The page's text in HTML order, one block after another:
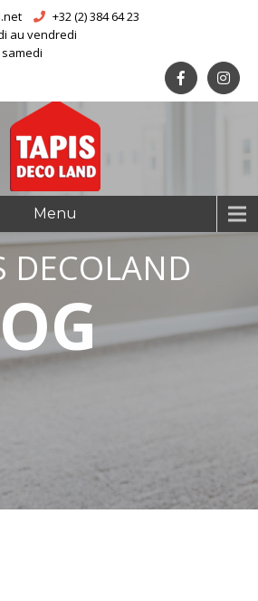
+32 (2) 384 64 23
au vendredi
Menu
DECOLAND